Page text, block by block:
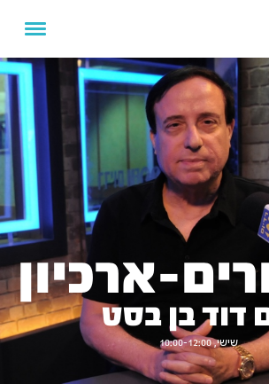
ארכיון
דוד בן בסט
שישי, 10:00-12:00